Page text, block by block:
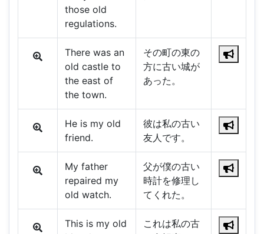
those old
regulations.
There was an
old castle to
the east of
the town.
その町の東の
方に古い城が
あった。
He is my old
friend.
彼は私の古い
友人です。
My father
repaired my
old watch.
父が僕の古い
時計を修理し
てくれた。
This is my old
これは私の古